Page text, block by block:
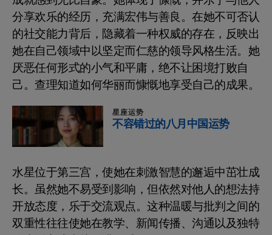
分享欢乐的经历，充满宏伟与善良。在她不可否认
的社交能力背后，隐藏着一种权威的存在，反映出
她在自己领域中以坚定而仁慈的领导风格生活。她
厌恶任何形式的小气和平庸，绝不让困境打败自
己。查理知道如何华丽而慷慨地享受自己的成果。
星座运势
不容错过的八月中国运势
水星位于第三宫，使她在刺激智慧的邂逅中茁壮成
长。虽然她不易受到影响，但依然对他人的想法持
开放态度，乐于交流观点。这种温暖与批判之间的
双重性往往使她在教学、新闻传播、沟通以及独特